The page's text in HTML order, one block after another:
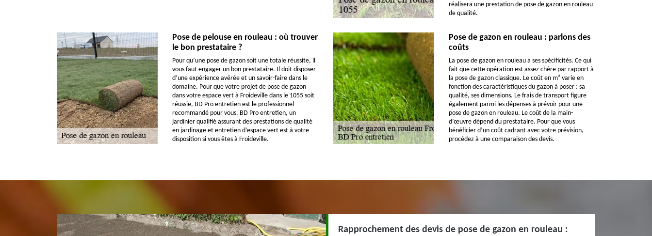
réalisera une prestation de pose de gazon en rouleau
de qualité.
Pose de pelouse en rouleau : où trouver
le bon prestataire ?
Pour qu’une pose de gazon soit une totale réussite, il
vous faut engager un bon prestataire. Il doit disposer
d’une expérience avérée et un savoir-faire dans le
domaine. Pour que votre projet de pose de gazon
dans votre espace vert à Froideville dans le 1055 soit
réussie, BD Pro entretien est le professionnel
recommandé pour vous. BD Pro entretien, un
jardinier qualifié assurant des prestations de qualité
en jardinage et entretien d’espace vert est à votre
disposition si vous êtes à Froideville.
Pose de gazon en rouleau : parlons des
coûts
La pose de gazon en rouleau a ses spécificités. Ce qui
fait que cette opération est assez chère par rapport à
la pose de gazon classique. Le coût en m² varie en
fonction des caractéristiques du gazon à poser : sa
qualité, ses dimensions. Le frais de transport figure
également parmi les dépenses à prévoir pour une
pose de gazon en rouleau. Le coût de la main-
d’œuvre dépend du prestataire. Pour que vous
bénéficier d’un coût cadrant avec votre prévision,
procédez à une comparaison des devis.
Rapprochement des devis de pose de gazon en rouleau :